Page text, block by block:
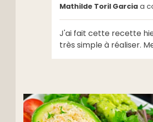
Mathilde Toril Garciaa
J'ai fait cette recette
très simple à réaliser.